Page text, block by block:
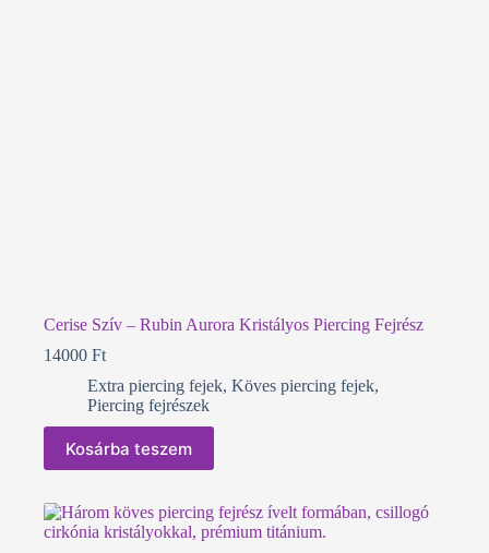
Cerise Szív – Rubin Aurora Kristályos Piercing Fejrész
14000 Ft
Extra piercing fejek, Köves piercing fejek,
Piercing fejrészek
Kosárba teszem